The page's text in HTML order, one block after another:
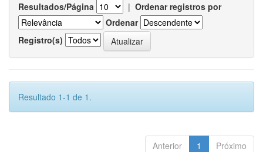
Resultados/Página | Ordenar registros por
Ordenar
Registro(s)
Resultado 1-1 de 1.
Anterior 1 Próximo